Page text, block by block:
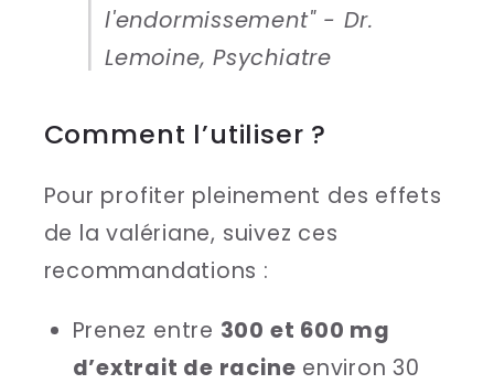
l'endormissement" - Dr.
Lemoine, Psychiatre
Comment l’utiliser ?
Pour profiter pleinement des effets
de la valériane, suivez ces
recommandations :
Prenez entre 300 et 600 mg
d’extrait de racine environ 30